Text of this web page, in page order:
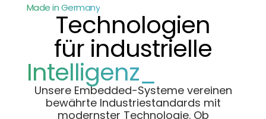
Made in Germany
Technologien
für industrielle
Intelligenz_
Unsere Embedded-Systeme vereinen
bewährte Industriestandards mit
modernster Technologie. Ob